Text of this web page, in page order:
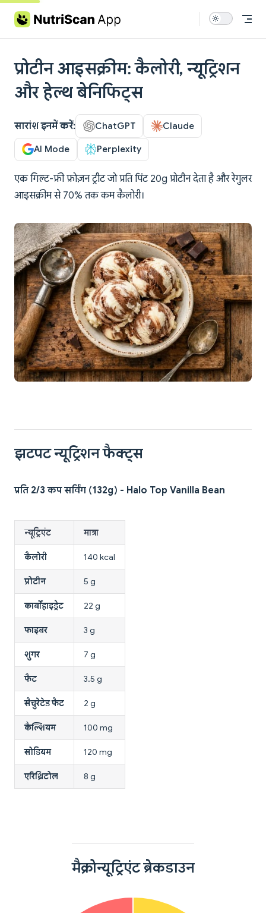
Skip to content
प्रोटीन आइसक्रीम: कैलोरी, न्यूट्रिशन
और हेल्थ बेनिफिट्स
सारांश इनमें करें: ChatGPT Claude
AI Mode Perplexity
एक गिल्ट-फ्री फ्रोज़न ट्रीट जो प्रति पिंट 20g प्रोटीन देता है और रेगुलर
आइसक्रीम से 70% तक कम कैलोरी।
झटपट न्यूट्रिशन फैक्ट्स
प्रति 2/3 कप सर्विंग (132g) - Halo Top Vanilla Bean
न्यूट्रिएंट मात्रा
कैलोरी 140 kcal
प्रोटीन 5 g
कार्बोहाइड्रेट 22 g
फाइबर 3 g
शुगर 7 g
फैट 3.5 g
सैचुरेटेड फैट 2 g
कैल्शियम 100 mg
सोडियम 120 mg
एरिथ्रिटोल 8 g
मैक्रोन्यूट्रिएंट ब्रेकडाउन